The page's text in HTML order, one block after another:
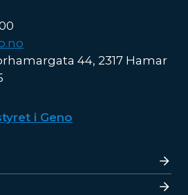
44, 2317 Hamar
i Geno